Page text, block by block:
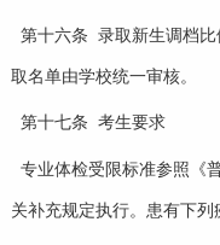
第十六条 录取新生调档
取名单由学校统一审核。
第十七条 考生要求
专业体检受限标准参照《
关补充规定执行。患有下列